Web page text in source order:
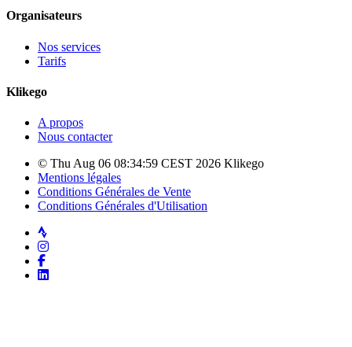
Organisateurs
Nos services
Tarifs
Klikego
A propos
Nous contacter
© Thu Aug 06 08:34:59 CEST 2026 Klikego
Mentions légales
Conditions Générales de Vente
Conditions Générales d'Utilisation
Strava
Instagram
Facebook
LinkedIn